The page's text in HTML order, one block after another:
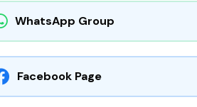
WhatsApp Group
Facebook Page